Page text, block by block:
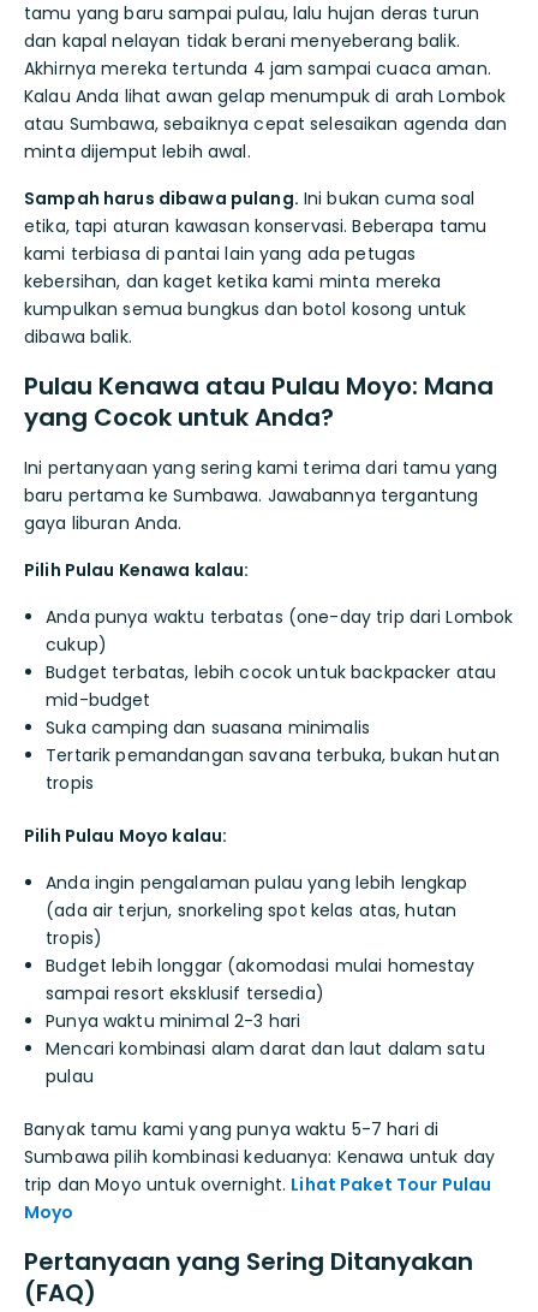
tamu yang baru sampai pulau, lalu hujan deras turun
dan kapal nelayan tidak berani menyeberang balik.
Akhirnya mereka tertunda 4 jam sampai cuaca aman.
Kalau Anda lihat awan gelap menumpuk di arah Lombok
atau Sumbawa, sebaiknya cepat selesaikan agenda dan
minta dijemput lebih awal.
Sampah harus dibawa pulang. Ini bukan cuma soal
etika, tapi aturan kawasan konservasi. Beberapa tamu
kami terbiasa di pantai lain yang ada petugas
kebersihan, dan kaget ketika kami minta mereka
kumpulkan semua bungkus dan botol kosong untuk
dibawa balik.
Pulau Kenawa atau Pulau Moyo: Mana
yang Cocok untuk Anda?
Ini pertanyaan yang sering kami terima dari tamu yang
baru pertama ke Sumbawa. Jawabannya tergantung
gaya liburan Anda.
Pilih Pulau Kenawa kalau:
Anda punya waktu terbatas (one-day trip dari Lombok
cukup)
Budget terbatas, lebih cocok untuk backpacker atau
mid-budget
Suka camping dan suasana minimalis
Tertarik pemandangan savana terbuka, bukan hutan
tropis
Pilih Pulau Moyo kalau:
Anda ingin pengalaman pulau yang lebih lengkap
(ada air terjun, snorkeling spot kelas atas, hutan
tropis)
Budget lebih longgar (akomodasi mulai homestay
sampai resort eksklusif tersedia)
Punya waktu minimal 2-3 hari
Mencari kombinasi alam darat dan laut dalam satu
pulau
Banyak tamu kami yang punya waktu 5-7 hari di
Sumbawa pilih kombinasi keduanya: Kenawa untuk day
trip dan Moyo untuk overnight. Lihat Paket Tour Pulau
Moyo
Pertanyaan yang Sering Ditanyakan
(FAQ)